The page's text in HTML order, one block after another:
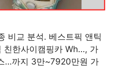
비교 분석. 베스트픽 앤틱
친한사이캠핑카 Wh…, 가
…까지 3만~7920만원 가